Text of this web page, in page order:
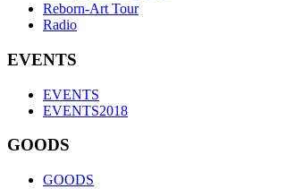
Reborn-Art Tour
Radio
EVENTS
EVENTS
EVENTS2018
GOODS
GOODS